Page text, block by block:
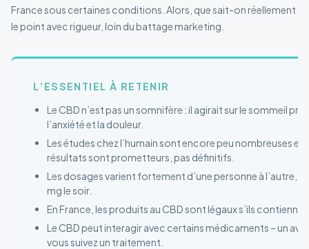
France sous certaines conditions. Alors, que sait-on réellement
le point avec rigueur, loin du battage marketing.
L’ESSENTIEL À RETENIR
Le CBD n’est pas un somnifère : il agirait sur le sommeil
l’anxiété et la douleur.
Les études chez l’humain sont encore peu nombreuses et
résultats sont prometteurs, pas définitifs.
Les dosages varient fortement d’une personne à l’autre,
mg le soir.
En France, les produits au CBD sont légaux s’ils
Le CBD peut interagir avec certains médicaments – un
vous suivez un traitement.